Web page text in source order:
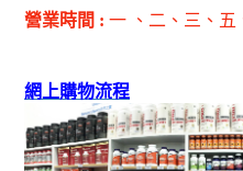
營業時間 : 一 、二、三、五
網上購物流程